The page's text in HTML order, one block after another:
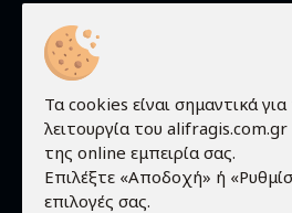
Όροι χρήσης
Προστασία προσωπικών
Πολιτική Cookies
Τρόποι αποστολής
Τρόποι παραγγελίας
Τρόποι πληρωμής
Τα cookies είναι σημαντικά
λειτουργία του alifragis.com.gr
της online εμπειρία σας.
Επιλέξτε «Αποδοχή» ή
επιλογές σας.